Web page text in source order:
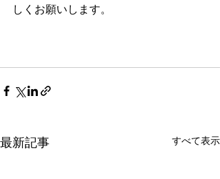
しくお願いします。
最新記事 すべて表示